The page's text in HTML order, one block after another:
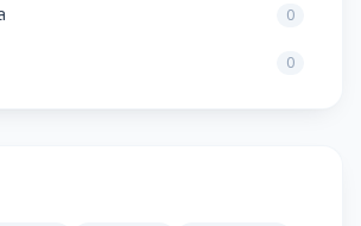
0
0